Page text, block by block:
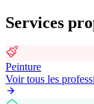
Services
Peinture
Voir tous les